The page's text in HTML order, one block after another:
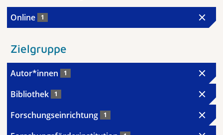
Online 1
Zielgruppe
Autor*innen 1
Bibliothek 1
Forschungseinrichtung 1